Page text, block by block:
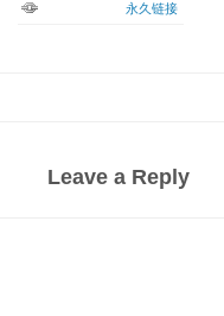
永久链接
Leave a Reply